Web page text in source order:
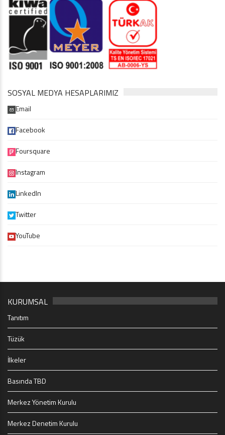
SOSYAL MEDYA HESAPLARIMIZ
Email
Facebook
Foursquare
Instagram
LinkedIn
Twitter
YouTube
KURUMSAL
Tanıtım
Tüzük
İlkeler
Basında TBD
Merkez Yönetim Kurulu
Merkez Denetim Kurulu